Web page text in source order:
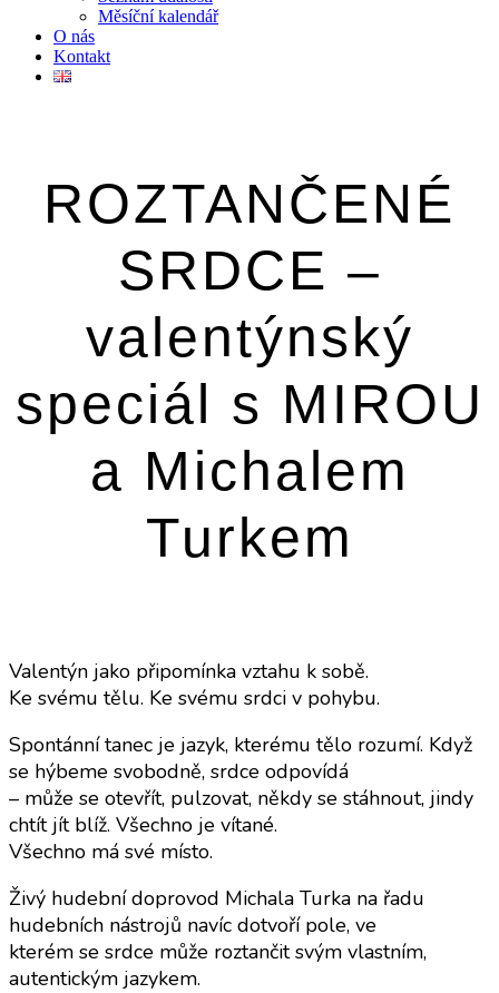
Měsíční kalendář
O nás
Kontakt
ROZTANČENÉ
SRDCE –
valentýnský
speciál s MIROU
a Michalem
Turkem
Valentýn jako připomínka vztahu k sobě.
Ke svému tělu. Ke svému srdci v pohybu.
Spontánní tanec je jazyk, kterému tělo rozumí. Když
se hýbeme svobodně, srdce odpovídá
– může se otevřít, pulzovat, někdy se stáhnout, jindy
chtít jít blíž. Všechno je vítané.
Všechno má své místo.
Živý hudební doprovod Michala Turka na řadu
hudebních nástrojů navíc dotvoří pole, ve
kterém se srdce může roztančit svým vlastním,
autentickým jazykem.